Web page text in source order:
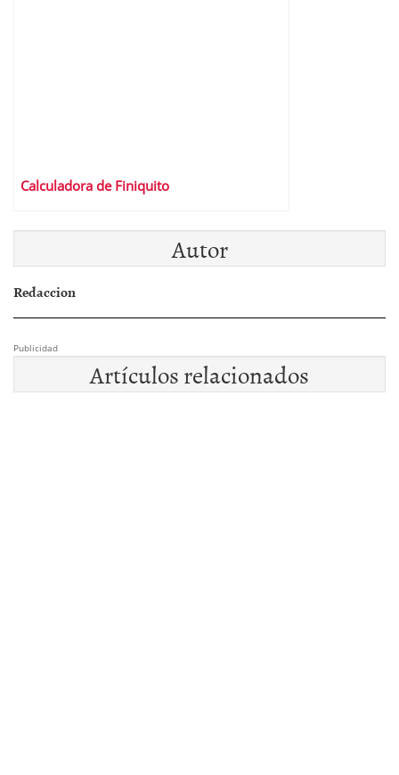
Calculadora de Finiquito
Autor
Redaccion
Publicidad
Artículos relacionados